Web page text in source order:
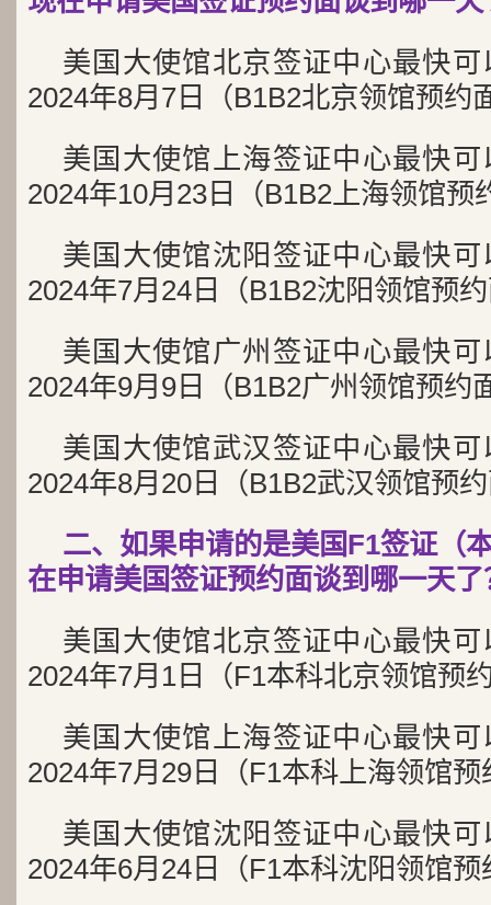
美国大使馆北京签证中心最快
2024年8月7日（B1B2北京领馆预约
美国大使馆上海签证中心最快
2024年10月23日（B1B2上海领馆预
美国大使馆沈阳签证中心最快
2024年7月24日（B1B2沈阳领馆预
美国大使馆广州签证中心最快
2024年9月9日（B1B2广州领馆预约
美国大使馆武汉签证中心最快
2024年8月20日（B1B2武汉领馆预
二、如果申请的是美国F1签证（
在申请美国签证预约面谈到哪一天了
美国大使馆北京签证中心最快
2024年7月1日（F1本科北京领馆预
美国大使馆上海签证中心最快
2024年7月29日（F1本科上海领馆
美国大使馆沈阳签证中心最快
2024年6月24日（F1本科沈阳领馆